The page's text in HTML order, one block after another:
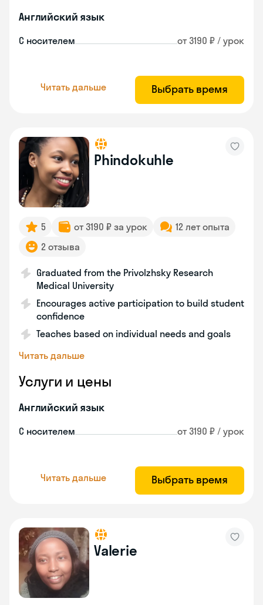
Английский язык
С носителем от 3190 ₽ / урок
Читать дальше Выбрать время
Phindokuhle
5 от 3190 ₽ за урок
12 лет опыта
2 отзыва
Graduated from the Privolzhsky Research
Medical University
Encourages active participation to build student
confidence
Teaches based on individual needs and goals
Читать дальше
Услуги и цены
Английский язык
С носителем от 3190 ₽ / урок
Читать дальше Выбрать время
Valerie